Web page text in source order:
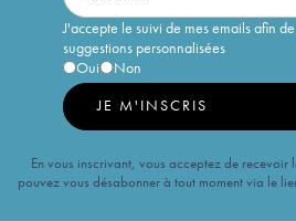
J'accepte le suivi de mes emails afin
suggestions personnalisées
Oui
Non
JE M'INSCRIS
En vous inscrivant, vous acceptez de
pouvez vous désabonner à tout moment via le